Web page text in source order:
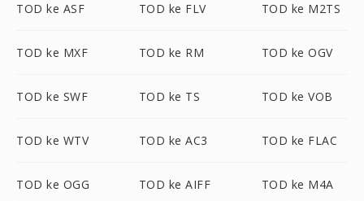
TOD ke ASF TOD ke FLV TOD ke M2TS
TOD ke MXF TOD ke RM TOD ke OGV
TOD ke SWF TOD ke TS TOD ke VOB
TOD ke WTV TOD ke AC3 TOD ke FLAC
TOD ke OGG TOD ke AIFF TOD ke M4A